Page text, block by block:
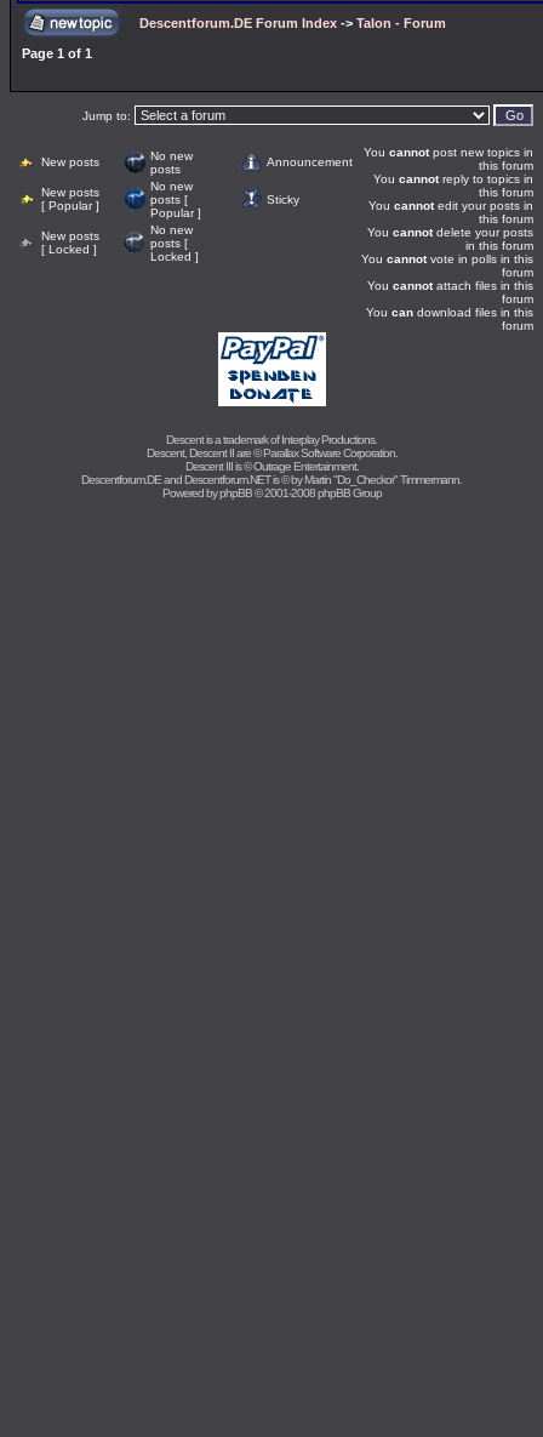
Descentforum.DE Forum Index -> Talon - Forum
Page 1 of 1
Jump to:
New posts
No new
posts
Announcement
New posts
[ Popular ]
No new
posts [
Popular ]
Sticky
New posts
[ Locked ]
No new
posts [
Locked ]
You cannotpost new topics in
this forum
You cannotreply to topics in
this forum
You cannotedit your posts in
this forum
You cannotdelete your posts
in this forum
You cannotvote in polls in this
forum
You cannotattach files in this
forum
You can download files in this
forum
Descent is a trademark ofInterplay Productions.
Descent, Descent II are ©Parallax Software Corporation.
Descent III is ©Outrage Entertainment.
Descentforum.DE and Descentforum.NET is © byMartin "Do_Checkor" Timmermann
Powered byphpBB© 2001-2008 phpBB Group